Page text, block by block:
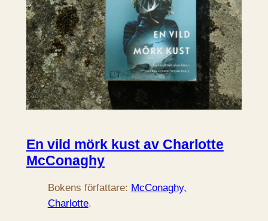
En vild mörk kust av Charlotte
McConaghy
Bokens författare: McConaghy,
Charlotte.